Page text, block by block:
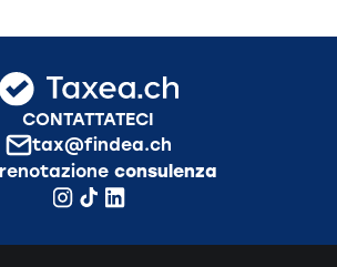
CONTATTATECI
tax@findea.ch
consulenza